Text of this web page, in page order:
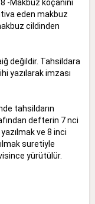
-Makbuz koçanını
eden makbuz
cildinden
değildir. Tahsildara
yazılarak imzası
tahsildarın
defterin 7 nci
ve 8 inci
suretiyle
yürütülür.